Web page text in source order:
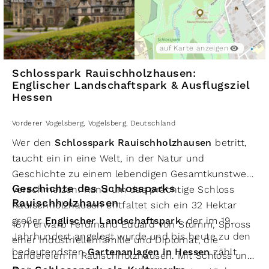
auf Karte anzeigen
Schlosspark Rauischholzhausen:
Englischer Landschaftspark & Ausflugsziel
Hessen
Vorderer Vogelsberg, Vogelsberg, Deutschland
Wer den Schlosspark Rauischholzhausen betritt,
taucht ein in eine Welt, in der Natur und
Geschichte zu einem lebendigen Gesamtkunstwerk
verschmelzen. Rund um das prächtige Schloss
Rauischholzhausen entfaltet sich ein 32 Hektar
großerEnglischer Landschaftspark, der im 19.
Jahrhundert angelegt wurde und bis heute zu den
bedeutendstenGartenanlagen in Hessenzählt.
Geschichte des Schlossparks
Rauischholzhausen
1871 erwarb Ferdinand Eduard von Stumm, Spross
einer Industriellenfamilie und Diplomat, die
Ländereien in Rauischholzhausen. Mit Schloss und